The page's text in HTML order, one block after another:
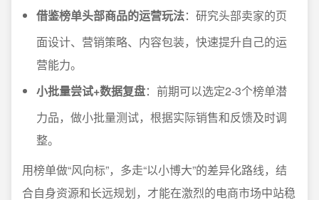
借鉴榜单头部商品的运营玩法：研究头部卖家的页
面设计、营销策略、内容包装，快速提升自己的运
营能力。
小批量尝试+数据复盘：前期可以选定2-3个榜单潜
力品，做小批量测试，根据实际销售和反馈及时调
整。
用榜单做“风向标”，多走“以小博大”的差异化路线，结
合自身资源和长远规划，才能在激烈的电商市场中站稳